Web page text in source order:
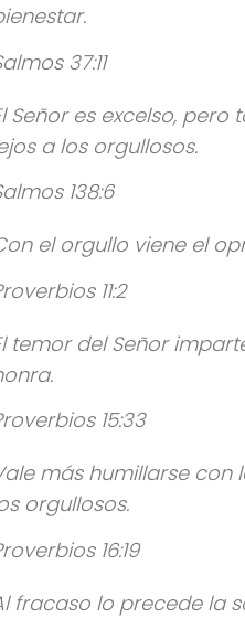
37:11
Señor es excelso,
a los orgullosos.
138:6
el orgullo viene el
11:2
temor del Señor
15:33
más humillarse
orgullosos.
16:19
fracaso lo precede la